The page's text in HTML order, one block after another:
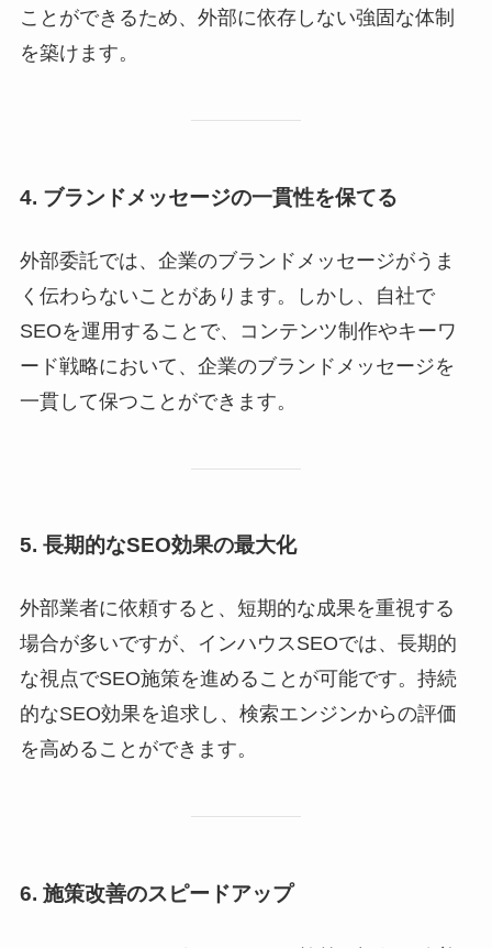
ことができるため、外部に依存しない強固な体制
を築けます。
4. ブランドメッセージの一貫性を保てる
外部委託では、企業のブランドメッセージがうま
く伝わらないことがあります。しかし、自社で
SEOを運用することで、コンテンツ制作やキーワ
ード戦略において、企業のブランドメッセージを
一貫して保つことができます。
5. 長期的なSEO効果の最大化
外部業者に依頼すると、短期的な成果を重視する
場合が多いですが、インハウスSEOでは、長期的
な視点でSEO施策を進めることが可能です。持続
的なSEO効果を追求し、検索エンジンからの評価
を高めることができます。
6. 施策改善のスピードアップ